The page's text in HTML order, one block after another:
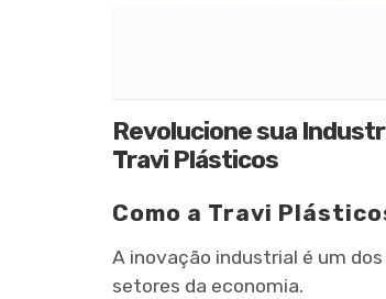
Revolucione sua
Travi Plásticos
Como a Travi
A inovação industrial é um
setores da economia.